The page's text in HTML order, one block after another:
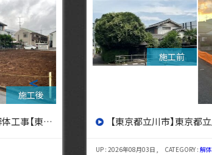
＜
【東京都立川市】東京都立川市 解体工事 【東京・埼玉・神奈川の解体工
UP : 2026年08月03日 , CATEGORY : 解体工事